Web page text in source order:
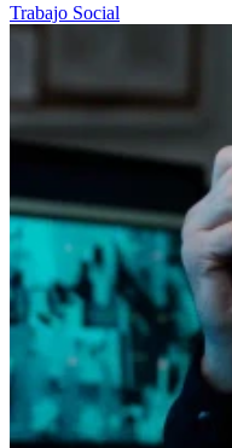
Trabajo Social